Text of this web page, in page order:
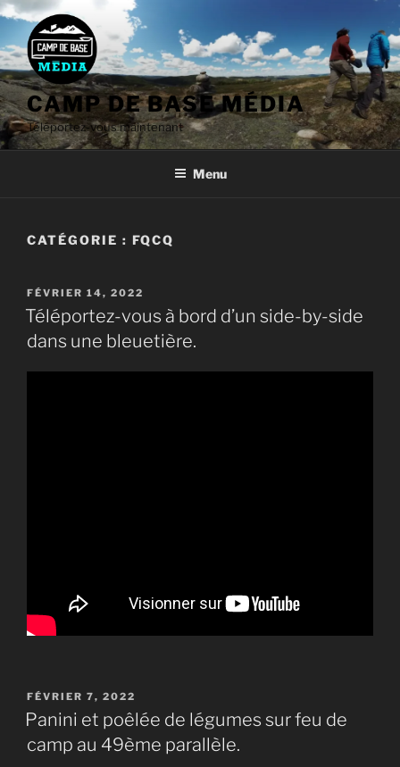
Aller
contenu
CAMP DE BASE MÉDIA
Téléportez-vous maintenant
Menu
CATÉGORIE : FQCQ
PUBLIÉ
LE
FÉVRIER 14, 2022
Téléportez-vous à bord d’un side-by-side
dans une bleuetière.
PUBLIÉ
LE
FÉVRIER 7, 2022
Panini et poêlée de légumes sur feu de
camp au 49ème parallèle.